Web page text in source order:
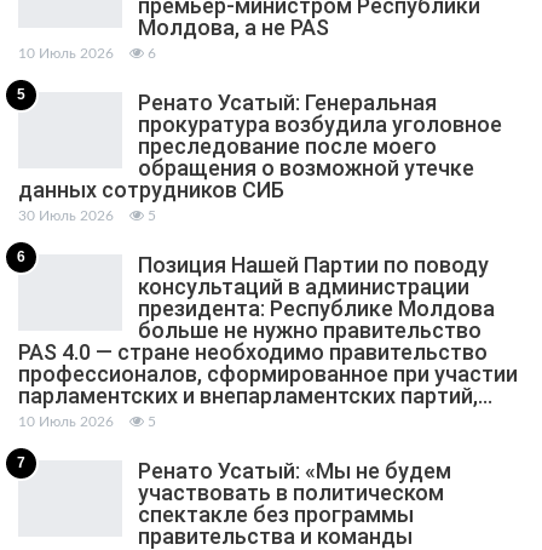
премьер-министром Республики
Молдова, а не PAS
10 Июль 2026 6
5
Ренато Усатый: Генеральная
прокуратура возбудила уголовное
преследование после моего
обращения о возможной утечке
данных сотрудников СИБ
30 Июль 2026 5
6
Позиция Нашей Партии по поводу
консультаций в администрации
президента: Республике Молдова
больше не нужно правительство
PAS 4.0 — стране необходимо правительство
профессионалов, сформированное при участии
парламентских и внепарламентских партий,…
10 Июль 2026 5
7
Ренато Усатый: «Мы не будем
участвовать в политическом
спектакле без программы
правительства и команды